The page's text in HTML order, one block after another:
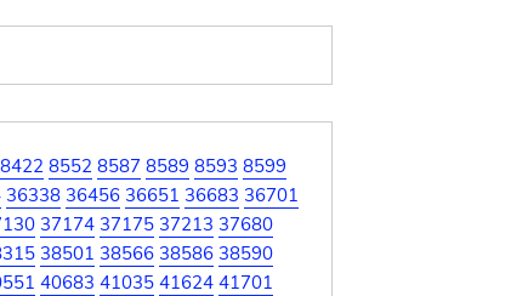
8422 8552 8587 8589 8593 8599
36338 36456 36651 36683 36701
37174 37175 37213 37680
38501 38566 38586 38590
40683 41035 41624 41701